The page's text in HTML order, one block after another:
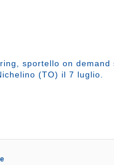
sportello on demand
(TO) il 7 luglio.